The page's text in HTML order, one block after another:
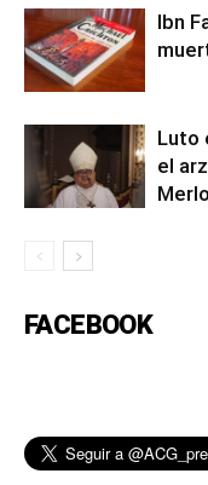
Ibn
Luto
el
FACEBOOK